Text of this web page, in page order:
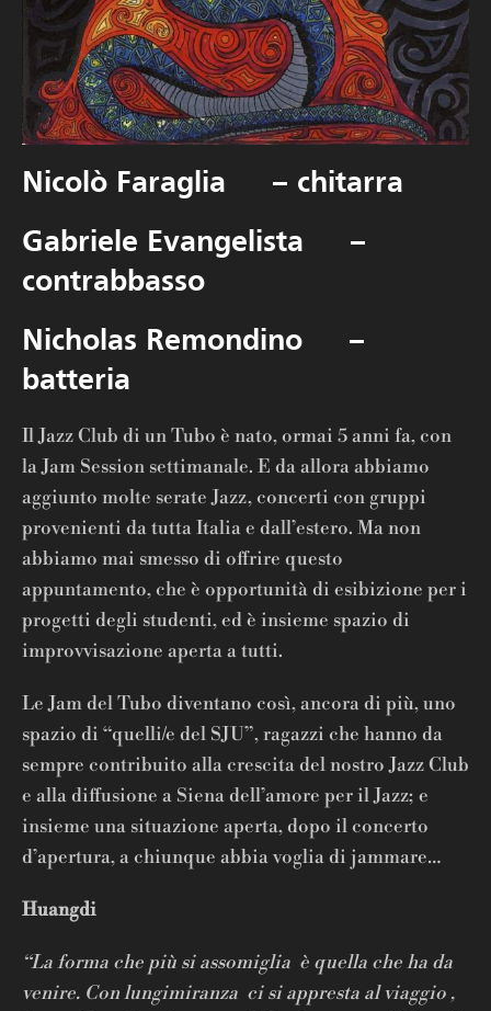
Nicolò Faraglia – chitarra
Gabriele Evangelista –
contrabbasso
Nicholas Remondino –
batteria
Il Jazz Club di un Tubo è nato, ormai 5 anni fa, con
la Jam Session settimanale. E da allora abbiamo
aggiunto molte serate Jazz, concerti con gruppi
provenienti da tutta Italia e dall’estero. Ma non
abbiamo mai smesso di offrire questo
appuntamento, che è opportunità di esibizione per i
progetti degli studenti, ed è insieme spazio di
improvvisazione aperta a tutti.
Le Jam del Tubo diventano così, ancora di più, uno
spazio di “quelli/e del SJU”, ragazzi che hanno da
sempre contribuito alla crescita del nostro Jazz Club
e alla diffusione a Siena dell’amore per il Jazz; e
insieme una situazione aperta, dopo il concerto
d’apertura, a chiunque abbia voglia di jammare…
Huangdi
“La forma che più si assomiglia è quella che ha da
venire. Con lungimiranza ci si appresta al viaggio ,